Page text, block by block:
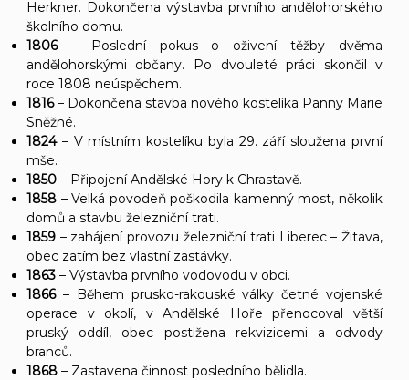
Herkner. Dokončena výstavba prvního andělohorského
školního domu.
1806 – Poslední pokus o oživení těžby dvěma
andělohorskými občany. Po dvouleté práci skončil v
roce 1808 neúspěchem.
1816– Dokončena stavba nového kostelíka Panny Marie
Sněžné.
1824 – V místním kostelíku byla 29. září sloužena první
mše.
1850 – Připojení Andělské Hory k Chrastavě.
1858 – Velká povodeň poškodila kamenný most, několik
domů a stavbu železniční trati.
1859 – zahájení provozu železniční trati Liberec – Žitava,
obec zatím bez vlastní zastávky.
1863 – Výstavba prvního vodovodu v obci.
1866 – Během prusko-rakouské války četné vojenské
operace v okolí, v Andělské Hoře přenocoval větší
pruský oddíl, obec postižena rekvizicemi a odvody
branců.
1868 – Zastavena činnost posledního bělidla.